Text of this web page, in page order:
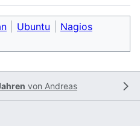
Ubuntu
Nagios
von Andreas